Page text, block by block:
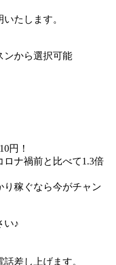
たします。
ンから選択可能
円！
ナ禍前と比べて1.3倍
稼ぐなら今がチャン
い♪
差し上げます。